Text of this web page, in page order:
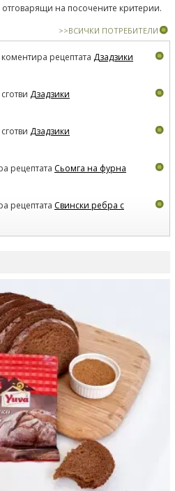
на посочените критерии.
>>ВСИЧКИ ПОТРЕБИТЕЛИ
коментира рецептата Дзадзики
сготви Дзадзики
сготви Дзадзики
рецептата Сьомга на фурна
рецептата Свински ребра с